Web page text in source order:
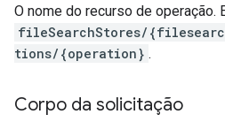
O nome do recurso de operação.
fileSearchStores/
tions/{operation} .
Corpo da solicitação